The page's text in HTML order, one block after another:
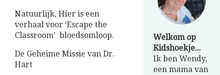
Natuurlijk, Hier is een
verhaal voor ‘Escape the
Classroom’ bloedsomloop.
De Geheime Missie van Dr.
Hart
Welkom op
Kidshoekje...
Ik ben Wendy,
een mama van